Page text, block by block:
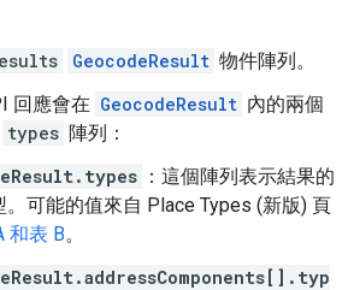
GeocodeResult 物件陣列。
回應會在 GeocodeResult 內的兩個
types 陣列：
：這個陣列表示結果的
。可能的值來自 Place Types (新版) 頁
和表 B。